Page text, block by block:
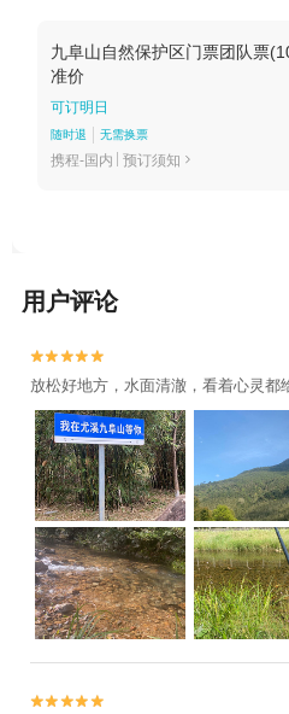
九阜山自然保护区门票团队票
准价
可订明日
随时退 无需换票
携程-国内 预订须知 
用户评论


放松好地方，水面清澈，看着心灵都

